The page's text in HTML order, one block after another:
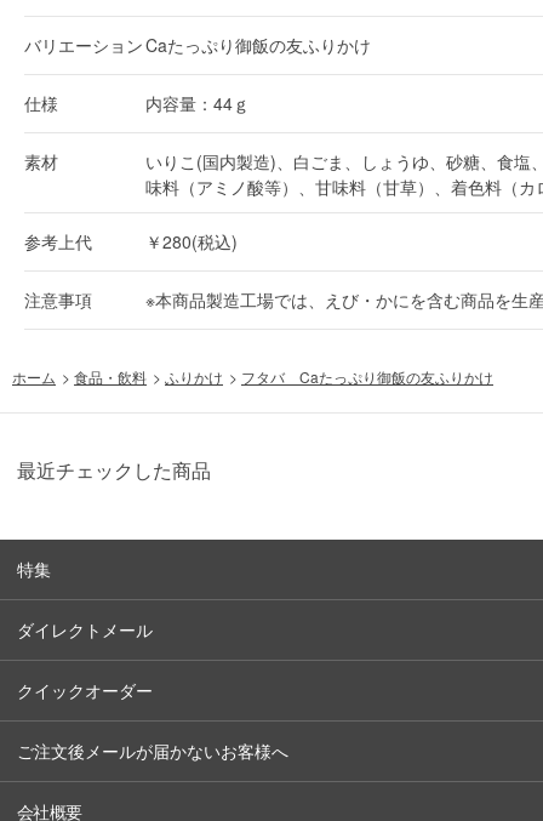
バリエーションCaたっぷり御飯の友ふりかけ
仕様 内容量：44ｇ
素材
いりこ(国内製造)、白ごま、しょうゆ、砂糖、食
味料（アミノ酸等）、甘味料（甘草）、着色料（
参考上代 ￥280(税込)
注意事項 ※本商品製造工場では、えび・かにを含む商品を生
ホーム > 食品・飲料 > ふりかけ > フタバ Caたっぷり御飯の友ふりかけ
最近チェックした商品
特集
ダイレクトメール
クイックオーダー
ご注文後メールが届かないお客様へ
会社概要